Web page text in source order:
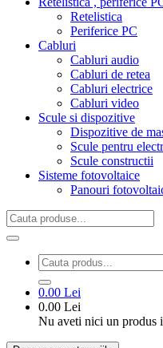
Retelistica
Periferice PC
Cabluri
Cabluri audio
Cabluri de retea
Cabluri electrice
Cabluri video
Scule si dispozitive
Dispozitive de
Scule pentru
Scule constructii
Sisteme fotovoltaice
Panouri
Search
0.00 Lei
0.00 Lei
Nu aveti nici un produs